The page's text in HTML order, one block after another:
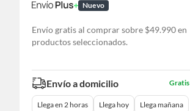
Nuevo
Envío gratis al comprar sobre $49.990 en
productos seleccionados.
Envío a domicilio Gratis
Llega en 2 horas Llega hoy Llega mañana